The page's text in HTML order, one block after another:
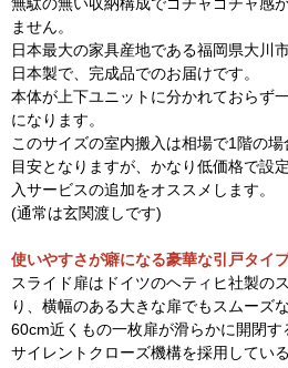
無駄の無い収納構成でゴチャゴチャ感
ません。
日本最大の家具産地である福岡県大川
日本製で、完成品でのお届けです。
本体が上下ユニットに分かれておらず
になります。
このサイズの室内搬入は相場で1階の
目安となりますが、かなり低価格で設
入サービスの追加をオススメします。
(通常は玄関渡しです)
使いやすさが癖になる豪華な引戸タイ
スライド扉はドイツのヘティヒ社製の
り、横幅のある大きな扉でもスムーズ
60cm近くもの一枚扉が滑らかに開閉す
サイレントクローズ機構を採用してい